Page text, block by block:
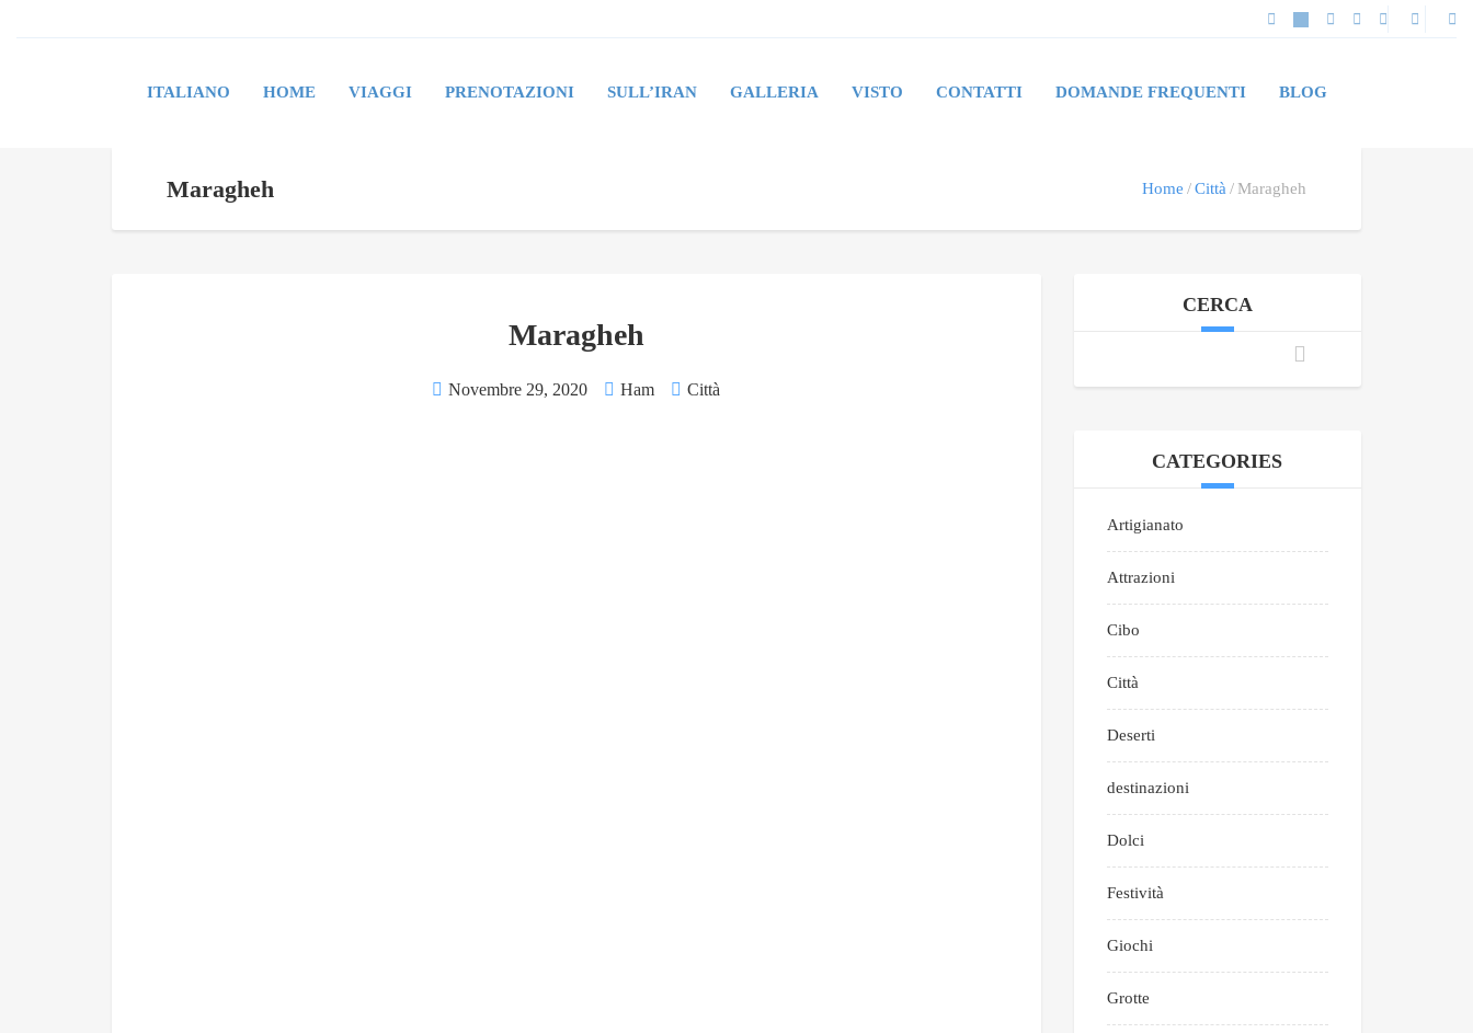
ITALIANO HOME VIAGGI PRENOTAZIONI SULL’IRAN GALLERIA VISTO CONTATTI DOMANDE FREQUENTI BLOG
Maragheh Home Città Maragheh
Maragheh
Novembre 29, 2020 Ham Città
CERCA
CATEGORIES
Artigianato
Attrazioni
Cibo
Città
Deserti
destinazioni
Dolci
Festività
Giochi
Grotte